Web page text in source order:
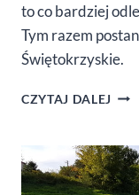
to co bardziej
Tym razem
Świętokrzyskie.
CZYTAJ DALEJ
W